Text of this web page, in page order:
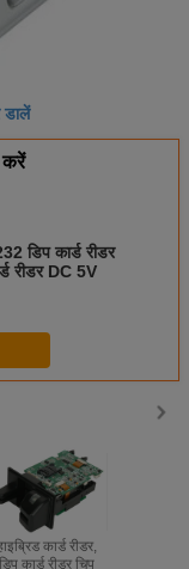
डालें
करें
डिप कार्ड रीडर
रीडर DC 5V
कार्ड रीडर,
डिप कार्ड रीडर चिप